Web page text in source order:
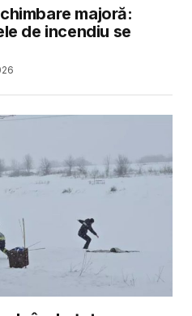
majoră:
de incendiu se